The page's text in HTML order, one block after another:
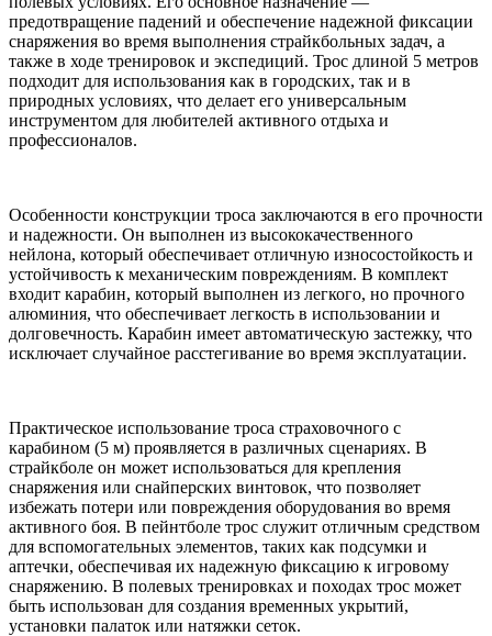
предотвращение падений и обеспечение надежной фиксации
снаряжения во время выполнения страйкбольных задач, а
также в ходе тренировок и экспедиций. Трос длиной 5 метров
подходит для использования как в городских, так и в
природных условиях, что делает его универсальным
инструментом для любителей активного отдыха и
профессионалов.
Особенности конструкции троса заключаются в его прочности
и надежности. Он выполнен из высококачественного
нейлона, который обеспечивает отличную износостойкость и
устойчивость к механическим повреждениям. В комплект
входит карабин, который выполнен из легкого, но прочного
алюминия, что обеспечивает легкость в использовании и
долговечность. Карабин имеет автоматическую застежку, что
исключает случайное расстегивание во время эксплуатации.
Практическое использование троса страховочного с
карабином (5 м) проявляется в различных сценариях. В
страйкболе он может использоваться для крепления
снаряжения или снайперских винтовок, что позволяет
избежать потери или повреждения оборудования во время
активного боя. В пейнтболе трос служит отличным средством
для вспомогательных элементов, таких как подсумки и
аптечки, обеспечивая их надежную фиксацию к игровому
снаряжению. В полевых тренировках и походах трос может
быть использован для создания временных укрытий,
установки палаток или натяжки сеток.